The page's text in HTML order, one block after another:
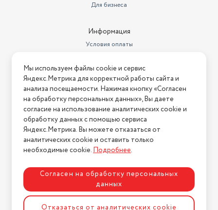
Для бизнеса
Информация
Условия оплаты
Условия возврата
Нашли ошибку на сайте? Напишите нам
2026 © Интернет-магазин "АстМаркет". У нас есть всё!
Политика конфиденциальности
Разработка сайтаASTDESIGN
Мы используем файлы cookie и сервис
Яндекс.Метрика для корректной работы сайта и
анализа посещаемости. Нажимая кнопку «Согласен
на обработку персональных данных», Вы даете
согласие на использование аналитических cookie и
обработку данных с помощью сервиса
Яндекс.Метрика. Вы можете отказаться от
аналитических cookie и оставить только
необходимые cookie.Подробнее.
Согласен на обработку персональных
данных
Отказаться от аналитических cookie